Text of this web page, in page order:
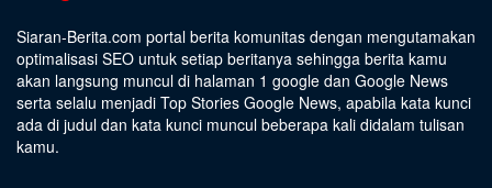
Siaran-Berita.com portal berita komunitas dengan mengutamakan
optimalisasi SEO untuk setiap beritanya sehingga berita kamu
akan langsung muncul di halaman 1 google dan Google News
serta selalu menjadi Top Stories Google News, apabila kata kunci
ada di judul dan kata kunci muncul beberapa kali didalam tulisan
kamu.